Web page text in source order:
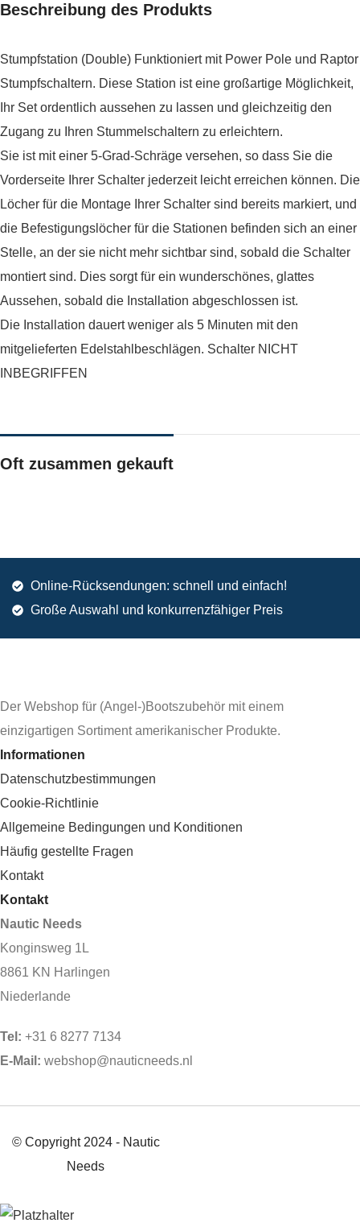
Beschreibung des Produkts
Stumpfstation (Double) Funktioniert mit Power Pole und Raptor
Stumpfschaltern. Diese Station ist eine großartige Möglichkeit,
Ihr Set ordentlich aussehen zu lassen und gleichzeitig den
Zugang zu Ihren Stummelschaltern zu erleichtern.
Sie ist mit einer 5-Grad-Schräge versehen, so dass Sie die
Vorderseite Ihrer Schalter jederzeit leicht erreichen können. Die
Löcher für die Montage Ihrer Schalter sind bereits markiert, und
die Befestigungslöcher für die Stationen befinden sich an einer
Stelle, an der sie nicht mehr sichtbar sind, sobald die Schalter
montiert sind. Dies sorgt für ein wunderschönes, glattes
Aussehen, sobald die Installation abgeschlossen ist.
Die Installation dauert weniger als 5 Minuten mit den
mitgelieferten Edelstahlbeschlägen. Schalter NICHT
INBEGRIFFEN
Oft zusammen gekauft
Online-Rücksendungen: schnell und einfach!
Große Auswahl und konkurrenzfähiger Preis
Der Webshop für (Angel-)Bootszubehör mit einem
einzigartigen Sortiment amerikanischer Produkte.
Informationen
Datenschutzbestimmungen
Cookie-Richtlinie
Allgemeine Bedingungen und Konditionen
Häufig gestellte Fragen
Kontakt
Kontakt
Nautic Needs
Konginsweg 1L
8861 KN Harlingen
Niederlande
Tel: +31 6 8277 7134
E-Mail: webshop@nauticneeds.nl
© Copyright 2024 - Nautic
Needs